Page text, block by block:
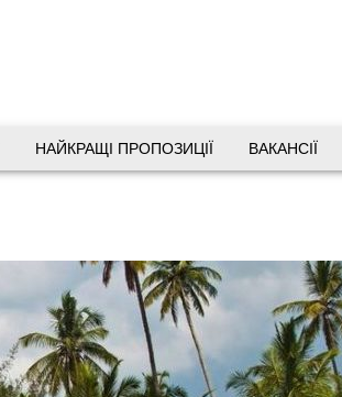
+38 (093) 180-32-43 ,
0800 33 01 80
dp_city@aventour.ua
Пн. - Пт. 9:00 - 18:00
Сб 10:00 - 15:00
НАЙКРАЩІ ПРОПОЗИЦІЇ ВАКАНСІЇ